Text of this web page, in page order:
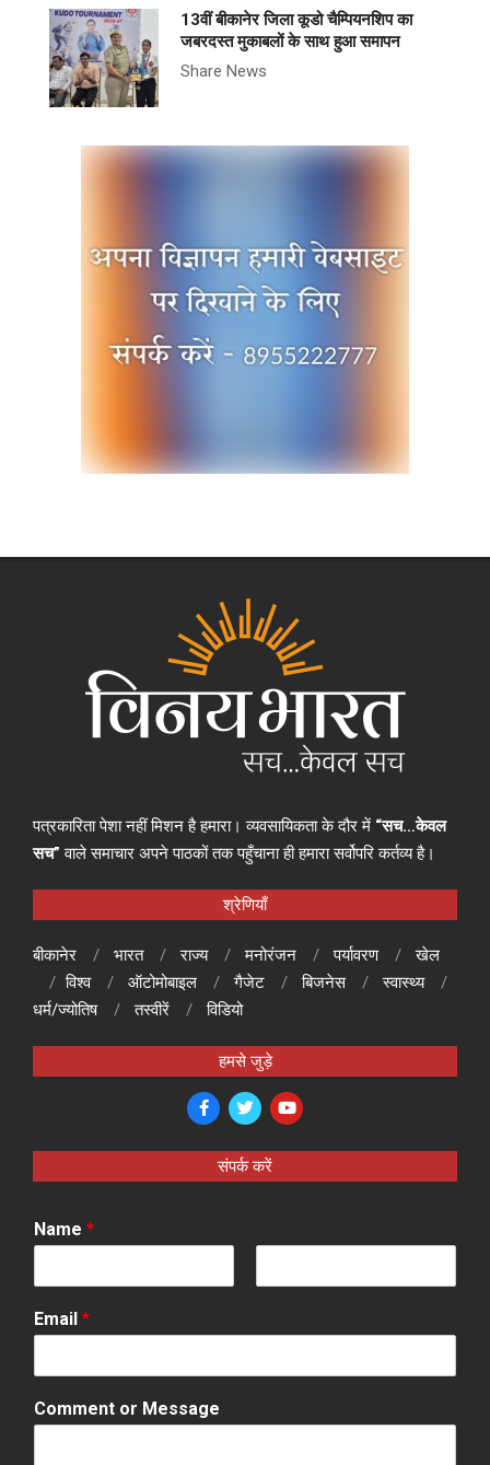
13वीं बीकानेर जिला कूडो चैम्पियनशिप का
जबरदस्त मुकाबलों के साथ हुआ समापन
Share News
पत्रकारिता पेशा नहीं मिशन है हमारा। व्यवसायिकता के दौर में “सच…केवल
सच” वाले समाचार अपने पाठकों तक पहुँचाना ही हमारा सर्वोपरि कर्तव्य है।
श्रेणियाँ
बीकानेर भारत राज्य मनोरंजन पर्यावरण
खेल
विश्व
ऑटोमोबाइल गैजेट बिजनेस
स्वास्थ्य
धर्म/ज्योतिष
तस्वीरें विडियो
हमसे जुड़े
संपर्क करें
Name *
i
rEmail *
Comment or Message